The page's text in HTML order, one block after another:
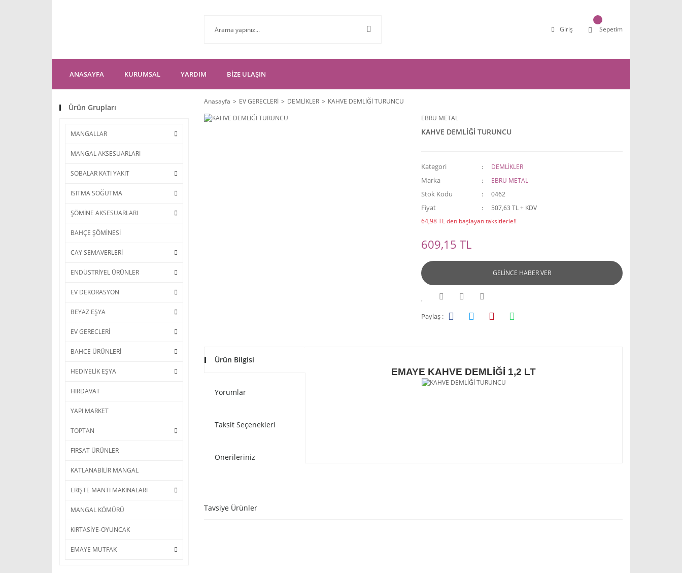
Giriş Sepetim
ANASAYFA KURUMSAL YARDIM BİZE ULAŞIN
Ürün Grupları
MANGALLAR
MANGAL AKSESUARLARI
SOBALAR KATI YAKIT
ISITMA SOĞUTMA
ŞÖMİNE AKSESUARLARI
BAHÇE ŞÖMİNESİ
CAY SEMAVERLERİ
ENDÜSTRİYEL ÜRÜNLER
EV DEKORASYON
BEYAZ EŞYA
EV GERECLERİ
BAHCE ÜRÜNLERİ
HEDİYELİK EŞYA
HIRDAVAT
YAPI MARKET
TOPTAN
FIRSAT ÜRÜNLER
KATLANABİLİR MANGAL
ERİŞTE MANTI MAKİNALARI
MANGAL KÖMÜRÜ
KIRTASİYE-OYUNCAK
EMAYE MUTFAK
Anasayfa EV GERECLERİ DEMLİKLER
KAHVE DEMLİĞİ TURUNCU
EBRU METAL
KAHVE DEMLİĞİ TURUNCU
Kategori DEMLİKLER
Marka EBRU METAL
Stok Kodu 0462
Fiyat
507,63 TL + KDV
64,98 TL den başlayan taksitlerle!!
609,15 TL
GELİNCE HABER VER
Paylaş :
Ürün Bilgisi
Yorumlar
Taksit Seçenekleri
Önerileriniz
EMAYE KAHVE DEMLİĞİ 1,2 LT
Tavsiye Ürünler